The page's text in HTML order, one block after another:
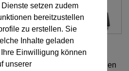
und Haltegurte mit Haltestegen
setzen zudem
bereitzustellen
zu erstellen. Sie
Inhalte geladen
Einwilligung können
unserer